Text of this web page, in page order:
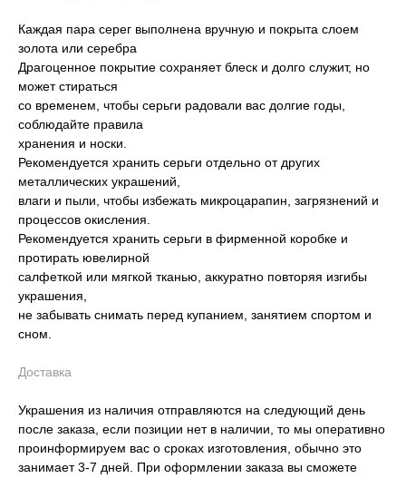
Каждая пара серег выполнена вручную и покрыта слоем
золота или серебра
Драгоценное покрытие сохраняет блеск и долго служит, но
может стираться
со временем, чтобы серьги радовали вас долгие годы,
соблюдайте правила
хранения и носки.
Рекомендуется хранить серьги отдельно от других
металлических украшений,
влаги и пыли, чтобы избежать микроцарапин, загрязнений и
процессов окисления.
Рекомендуется хранить серьги в фирменной коробке и
протирать ювелирной
салфеткой или мягкой тканью, аккуратно повторяя изгибы
украшения,
не забывать снимать перед купанием, занятием спортом и
сном.
Доставка
Украшения из наличия отправляются на следующий день
после заказа, если позиции нет в наличии, то мы оперативно
проинформируем вас о сроках изготовления, обычно это
занимает 3-7 дней. При оформлении заказа вы сможете